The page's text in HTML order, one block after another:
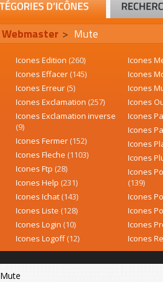
Webmaster > Mute
Icones Edition (260)
Icones Effacer(145)
Icones Erreur(5)
Icones Exclamation (257)
Icones Exclamation inverse
(9)
Icones Fermer (152)
Icones Fleche (1103)
Icones Ftp (28)
Icones Help (231)
Icones Ichat (143)
Icones Liste (128)
Icones Login (10)
Icones Logoff(12)
Icones
Icones
Icones
Icones
Icones
Icones
Icones
Icones
Icones
(139)
Icones
Icones
Icones
Icones
Mute